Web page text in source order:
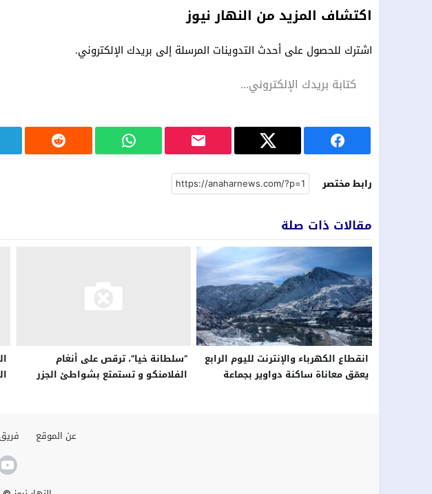
اكتشاف المزيد من النهار نيوز
اشترك للحصول على أحدث التدوينات المرسلة إلى بريدك الإلكتروني.
رابط مختصر
مقالات ذات صلة
انقطاع الكهرباء والإنترنت لليوم الرابع
يعمّق معاناة ساكنة دواوير بجماعة
“سلطانة خيا”، ترقص على أنغام
الفلامنكو و تستمتع بشواطئ الجزر
عن الموقع